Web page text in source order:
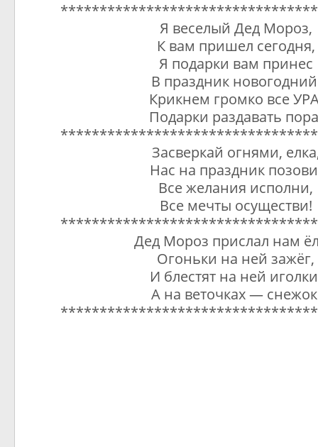
Я веселый Дед Мороз,
К вам пришел сегодня,
Я подарки вам принес
В праздник
Крикнем громко все
Подарки раздавать
Засверкай огнями,
Нас на праздник
Все желания исполни,
Все мечты осуществи!
Дед Мороз прислал нам
Огоньки на ней зажёг,
И блестят на ней
А на веточках —